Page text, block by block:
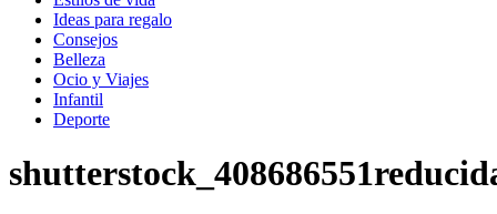
Ideas para regalo
Consejos
Belleza
Ocio y Viajes
Infantil
Deporte